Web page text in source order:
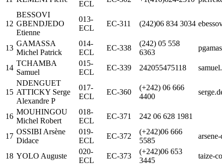
ECL
12
BESSOVI
GBENDJEDO
Etienne
013-
ECL
EC-311 (242)06 834 3034
13
GAMASSA
Michel Patrick
014-
ECL
EC-338
(242) 05 558
6363
14
TCHAMBA
Samuel
015-
ECL
EC-339 242055475118
15
NDENGUET
ATTICKY Serge
Alexandre P
017-
ECL
EC-360
(+242) 06 666
4400
16
MOUHINGOU
Michel Robert
018-
ECL
EC-371 242 06 628 1981
17
OSSIBI Arsène
Didace
019-
ECL
EC-372
(+242)06 666
5585
18 YOLO Auguste
020-
ECL
EC-373
(+242)06 653
3445
taize-